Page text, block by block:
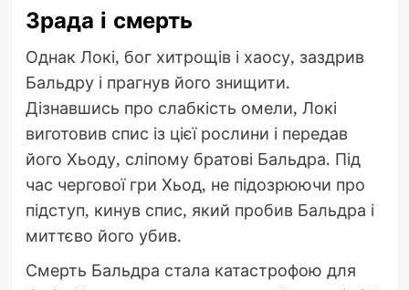
Зрада і смерть
Однак Локі, бог хитрощів і хаосу, заздрив
Бальдру і прагнув його знищити.
Дізнавшись про слабкість омели, Локі
виготовив спис із цієї рослини і передав
його Хьоду, сліпому братові Бальдра. Під
час чергової гри Хьод, не підозрюючи про
підступ, кинув спис, який пробив Бальдра і
миттєво його убив.
Смерть Бальдра стала катастрофою для